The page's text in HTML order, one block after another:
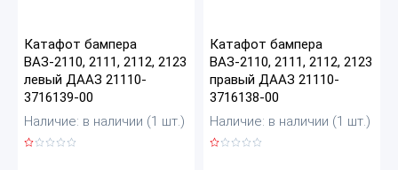
Катафот бампера
ВАЗ-2110, 2111, 2112, 2123
левый ДААЗ 21110-
3716139-00
Наличие: в наличии (1 шт.)
Катафот бампера
ВАЗ-2110, 2111, 2112, 2123
правый ДААЗ 21110-
3716138-00
Наличие: в наличии (1 шт.)